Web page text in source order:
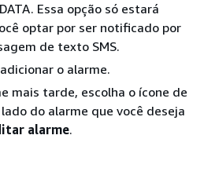
Essa opção só estará
optar por ser notificado por
de texto SMS.
o alarme.
mais tarde, escolha o ícone de
do alarme que você deseja
alarme.